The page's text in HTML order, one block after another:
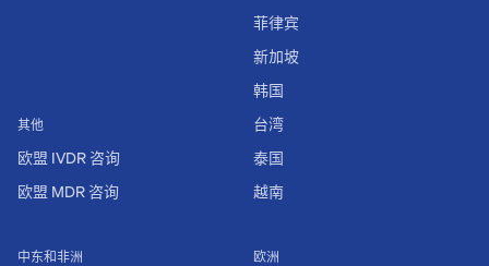
其他
欧盟 IVDR 咨询
欧盟 MDR 咨询
欧洲
中东和非洲
菲律宾
新加坡
韩国
台湾
泰国
越南